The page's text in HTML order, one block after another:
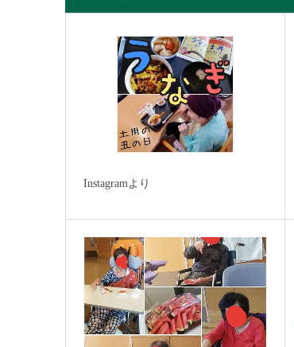
Instagramより